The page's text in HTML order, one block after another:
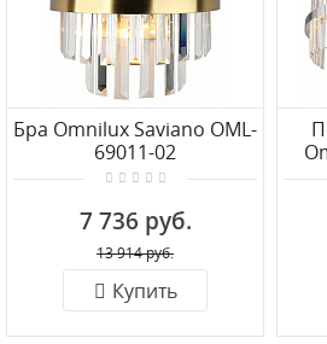
Бра Omnilux Saviano OML-
69011-02
7 736 руб.
13 914 руб.
Купить